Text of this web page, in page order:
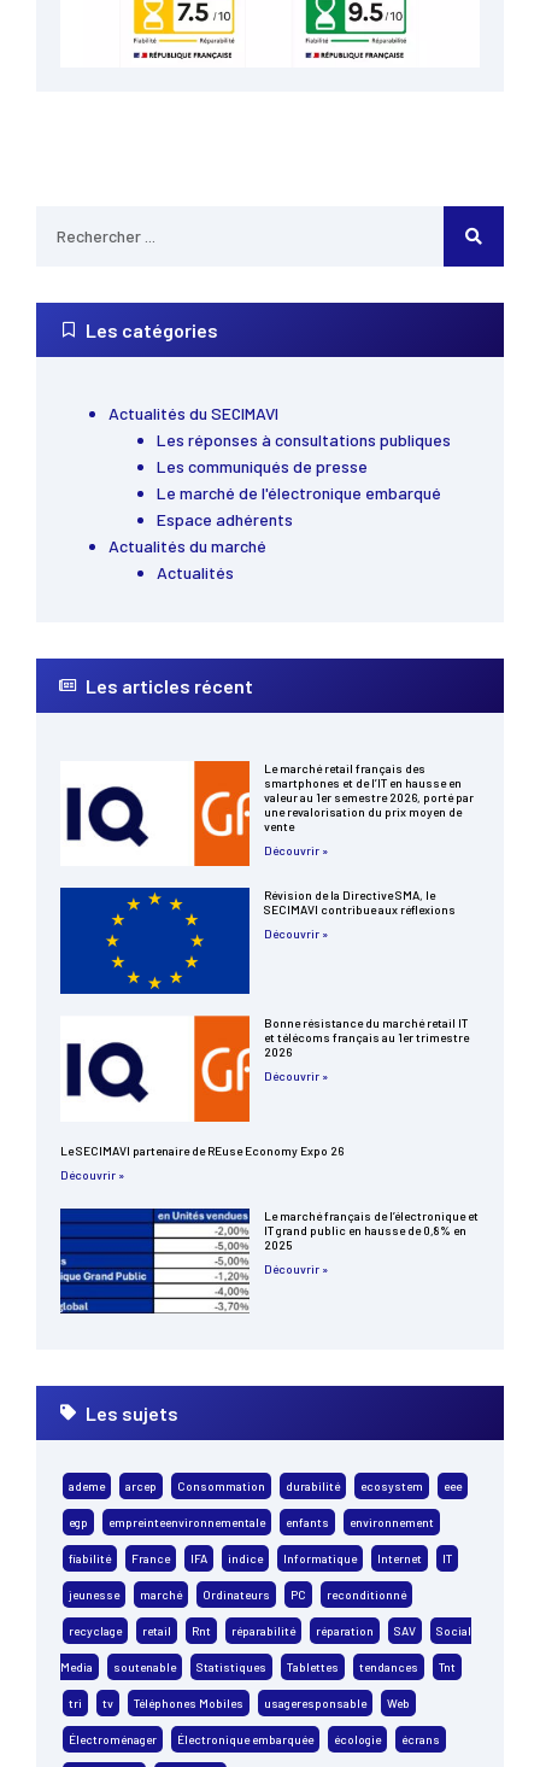
Les catégories
Actualités du SECIMAVI
Les réponses à consultations publiques
Les communiqués de presse
Le marché de l'électronique embarqué
Espace adhérents
Actualités du marché
Actualités
Les articles récent
Le marché retail français des
smartphones et de l’IT en hausse en
valeur au 1er semestre 2026, porté par
une revalorisation du prix moyen de
vente
Découvrir »
Révision de la Directive SMA, le
SECIMAVI contribue aux réflexions
Découvrir »
Bonne résistance du marché retail IT
et télécoms français au 1er trimestre
2026
Découvrir »
Le SECIMAVI partenaire de REuse Economy Expo 26
Découvrir »
Le marché français de l’électronique et
IT grand public en hausse de 0,8% en
2025
Découvrir »
Les sujets
ademe arcep Consommation durabilité ecosystem eee
egp empreinteenvironnementale enfants environnement
fiabilité France IFA indice Informatique Internet IT
jeunesse marché Ordinateurs PC reconditionné
recyclage retail Rnt réparabilité réparation SAV Social
Media soutenable Statistiques Tablettes tendances Tnt
tri tv Téléphones Mobiles usageresponsable Web
Électroménager Électronique embarquée écologie écrans